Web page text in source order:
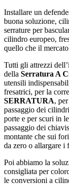
Installare un
buona soluzione,
serrature per
cilindro europeo,
quello che il
Tutti gli attrezzi
della Serratura A
utensili
fresatrici, per la
SERRATURA,
passaggio dei
porte e per scuri in
passaggio dei
montante che sui
da zero o allargare i
Poi abbiamo la
consigliata per
le conversioni a